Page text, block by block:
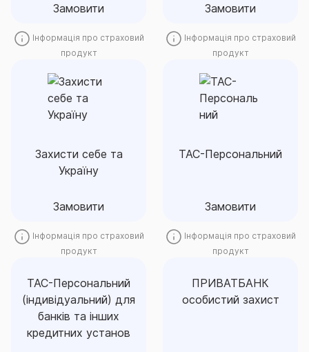
Замовити
Інформація про страховий
продукт
Замовити
Інформація про страховий
продукт
Захисти себе та
Україну
Замовити
Захисти себе та
Україну
Захистить себе від
пов’язаних з травмуванням
чи смертю внаслідок
військових ризиків.
Інформація про страховий
продукт
ТАС-Персональний
Замовити
ТАС-Персональний
Інформація про страховий
продукт
ТАС-Персональний
(індивідуальний) для
банків та інших
кредитних установ
ТАС-Персональний
(індивідуальний) для
кредитних установ
Страхування від нещасного
непередбачуваного
ПРИВАТБАНК
особистий захист
ПРИВАТБАНК
особистий захист